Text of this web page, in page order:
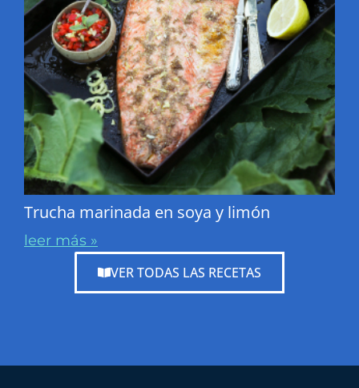
Trucha marinada en soya y limón
leer más »
VER TODAS LAS RECETAS